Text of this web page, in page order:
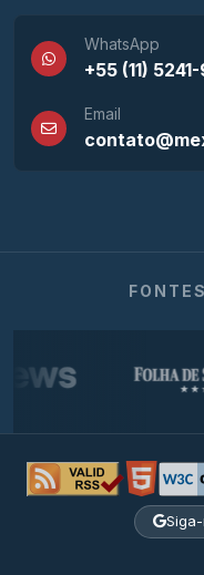
WhatsApp
+55 (11)
Email